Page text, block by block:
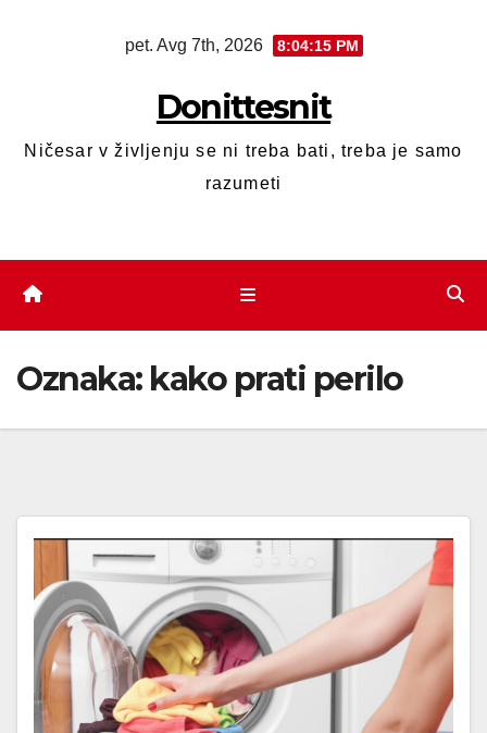
pet. Avg 7th, 2026 8:04:16 PM
Donittesnit
Ničesar v življenju se ni treba bati, treba je samo
razumeti
Oznaka: kako prati perilo